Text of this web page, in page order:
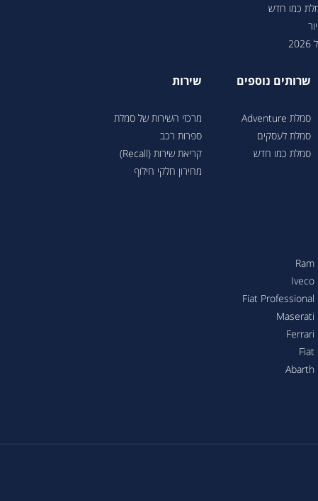
כמו חדש
שרותים נוספים
סמלת Adventure
סמלת לעסקים
סמלת כמו חדש
שירות
מרכזי השירות של סמלת
ספרות רכב
קריאת שירות (Recall)
מחירון חלקי חילוף
Ram
Iveco
Fiat Professional
Maserati
Ferrari
Fiat
Abarth